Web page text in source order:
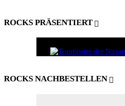
ROCKS PRÄSENTIERT
ROCKS NACHBESTELLEN